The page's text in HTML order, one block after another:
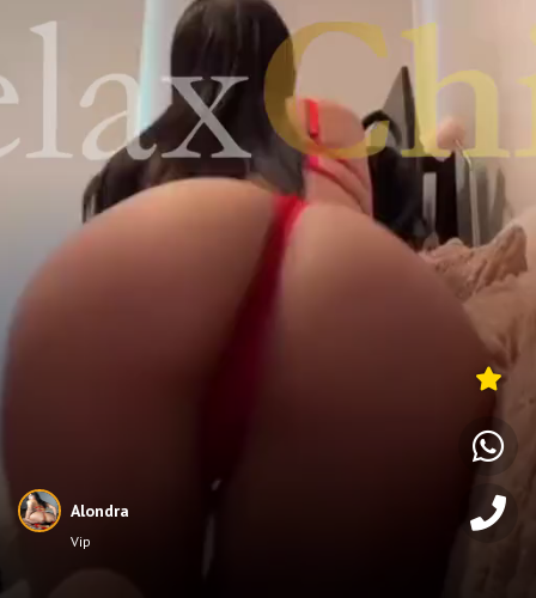
Alondra
Vip